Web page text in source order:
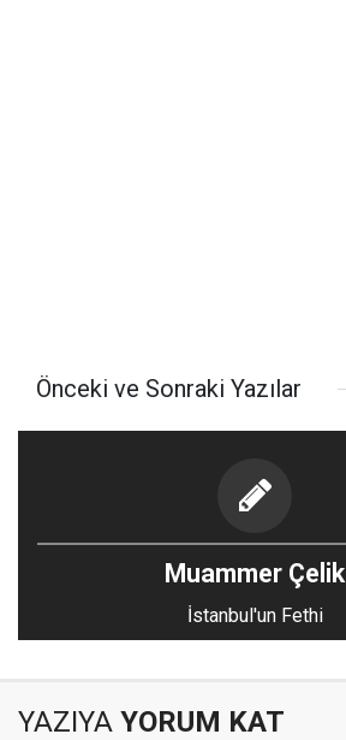
Önceki ve Sonraki Yazılar
Muammer Çelik
İstanbul'un Fethi
YAZIYA YORUM KAT